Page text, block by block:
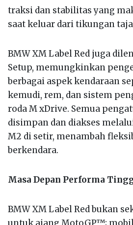
traksi dan stabilitas yang
saat keluar dari tikungan
BMW XM Label Red juga
Setup, memungkinkan
berbagai aspek kendaraan
kemudi, rem, dan sistem
roda M xDrive. Semua
disimpan dan diakses
M2 di setir, menambah
berkendara.
Masa Depan Performa
BMW XM Label Red bukan